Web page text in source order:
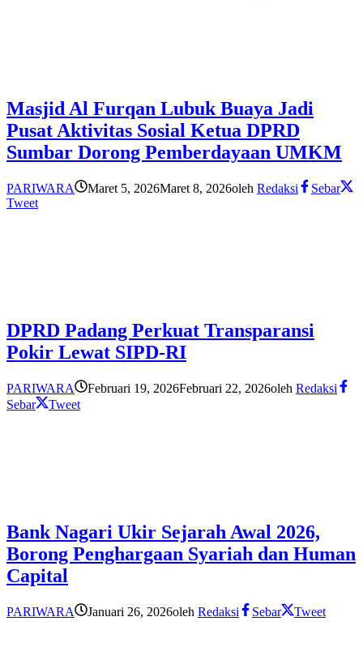
Masjid Al Furqan Lubuk Buaya Jadi
Pusat Aktivitas Sosial Ketua DPRD
Sumbar Dorong Pemberdayaan UMKM
PARIWARA Maret 5, 2026Maret 8, 2026oleh Redaksi
Sebar
Tweet
DPRD Padang Perkuat Transparansi
Pokir Lewat SIPD-RI
PARIWARA Februari 19, 2026Februari 22, 2026oleh Redaksi
Sebar
Tweet
Bank Nagari Ukir Sejarah Awal 2026,
Borong Penghargaan Syariah dan Human
Capital
PARIWARA Januari 26, 2026oleh Redaksi Sebar Tweet